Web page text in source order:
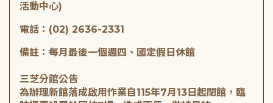
活動中心)
電話：(02) 2636-2331
備註：每月最後一個週四、國定假日休館
三芝分館公告
為辦理新館落成啟用作業自115年7月13日起閉館，臨